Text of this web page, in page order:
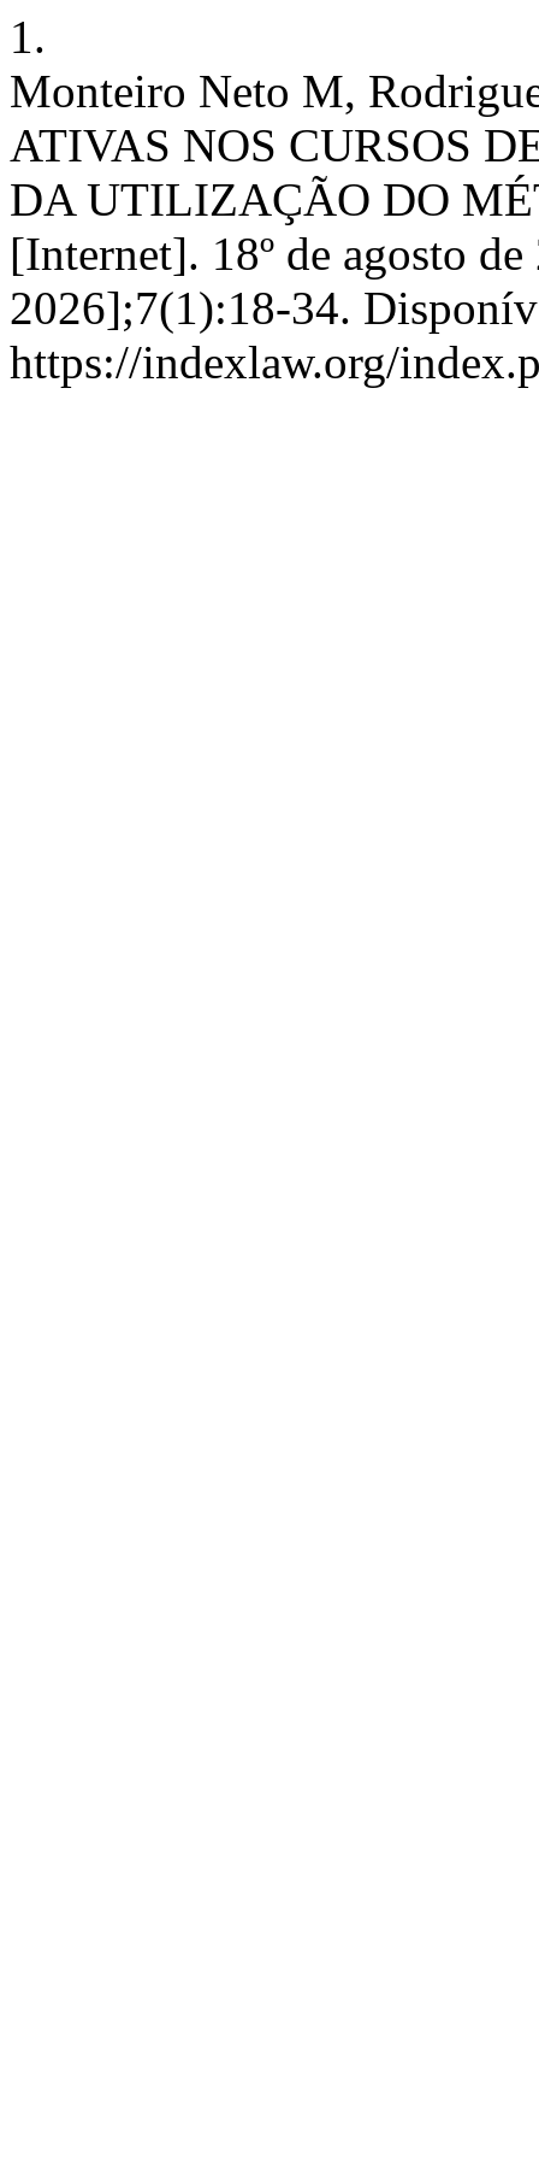
1.
Monteiro Neto M,
ATIVAS NOS CURSOS
DA UTILIZAÇÃO DO
[Internet]. 18º de agosto
2026];7(1):18-34.
https://indexlaw.org/